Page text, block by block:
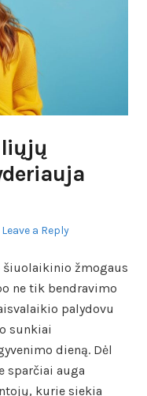
Leave a Reply
šiuolaikinio žmogaus
ne tik bendravimo
palydovu
sunkiai
dieną. Dėl
sparčiai auga
kurie siekia